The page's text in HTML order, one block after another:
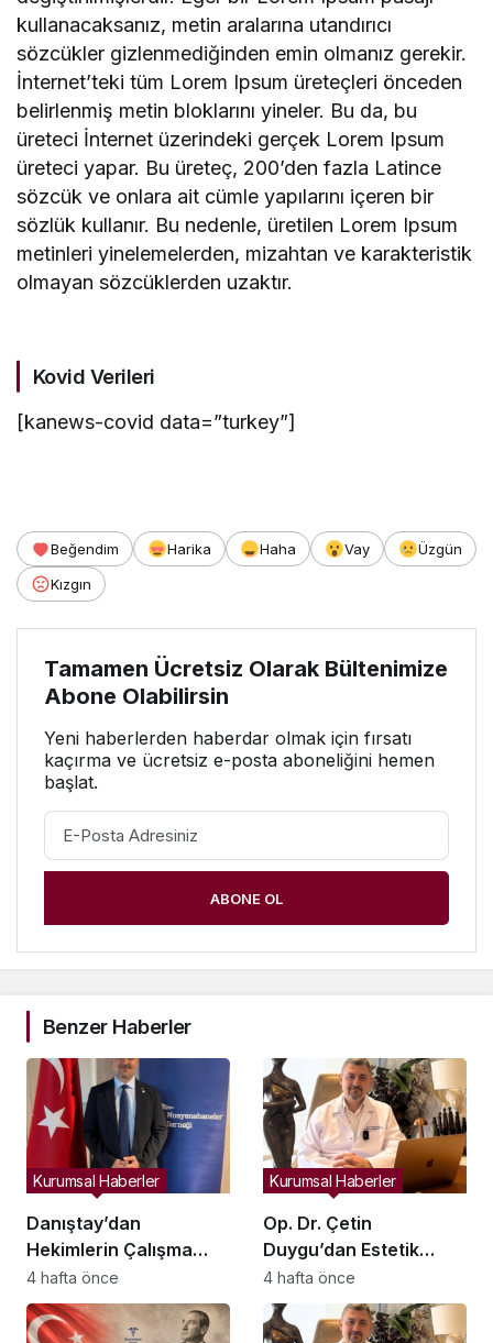
kullanacaksanız, metin aralarına utandırıcı
sözcükler gizlenmediğinden emin olmanız gerekir.
İnternet’teki tüm Lorem Ipsum üreteçleri önceden
belirlenmiş metin bloklarını yineler. Bu da, bu
üreteci İnternet üzerindeki gerçek Lorem Ipsum
üreteci yapar. Bu üreteç, 200’den fazla Latince
sözcük ve onlara ait cümle yapılarını içeren bir
sözlük kullanır. Bu nedenle, üretilen Lorem Ipsum
metinleri yinelemelerden, mizahtan ve karakteristik
olmayan sözcüklerden uzaktır.
Kovid Verileri
[kanews-covid data=”turkey”]
Beğendim Harika Haha Vay
Üzgün
Kızgın
Tamamen Ücretsiz Olarak Bültenimize
Abone Olabilirsin
Yeni haberlerden haberdar olmak için fırsatı
kaçırma ve ücretsiz e-posta aboneliğini hemen
başlat.
ABONE OL
Benzer Haberler
Danıştay’dan
Hekimlerin Çalışma
Özgürlüğünü
Kapsayan Yönetmelik
Hükümlerine Dair Ara
Kurumsal Haberler
4 hafta önce
Op. Dr. Çetin
Duygu’dan Estetik
Cerrahiye İlişkin Uyarı:
Sosyal Medya Filtreleri
Gerçekçi Olmayan
Kurumsal Haberler
4 hafta önce